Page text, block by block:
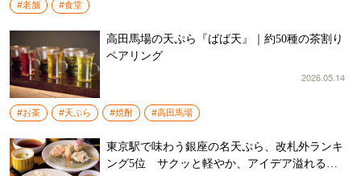
#老舗
#食堂
高田馬場の天ぷら『ばば天』｜約50種の茶割り
ペアリング
2026.05.14
#お茶 #天ぷら #焼酎 #高田馬場
東京駅で味わう銀座の名天ぷら、改札外ランキ
ング5位 サクッと軽やか、アイデア溢れる逸